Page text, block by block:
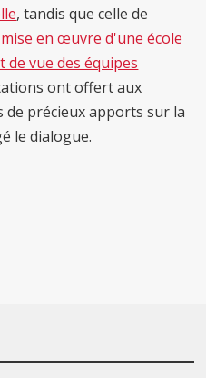
, tandis que celle de
en œuvre d'une école
vue des équipes
ont offert aux
précieux apports sur la
le dialogue.